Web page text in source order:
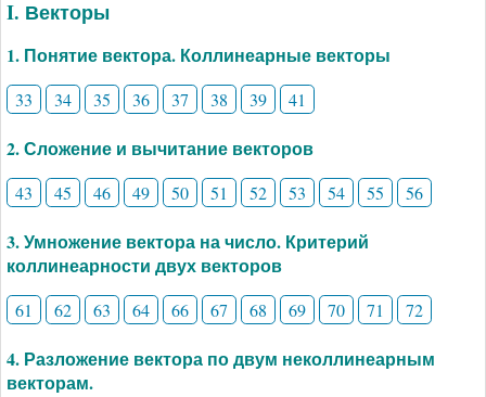
I. Векторы
1. Понятие вектора. Коллинеарные векторы
33 34 35 36 37 38 39 41
2. Сложение и вычитание векторов
43 45 46 49 50 51 52 53 54 55 56
3. Умножение вектора на число. Критерий
коллинеарности двух векторов
61 62 63 64 66 67 68 69 70 71 72
4. Разложение вектора по двум неколлинеарным
векторам.